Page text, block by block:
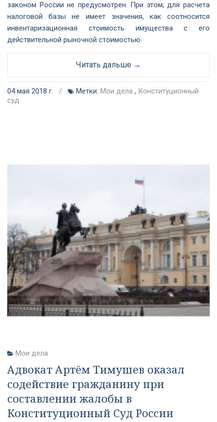
законом России не предусмотрен. При этом, для расчета
налоговой базы не имеет значения, как соотносится
инвентаризационная стоимость имущества с его
действительной рыночной стоимостью.
Читать дальше →
04 мая 2018 г. / Метки: Мои дела , Конституционный
суд
Мои дела
Адвокат Артём Тимушев оказал
содействие гражданину при
составлении жалобы в
Конституционный Суд России